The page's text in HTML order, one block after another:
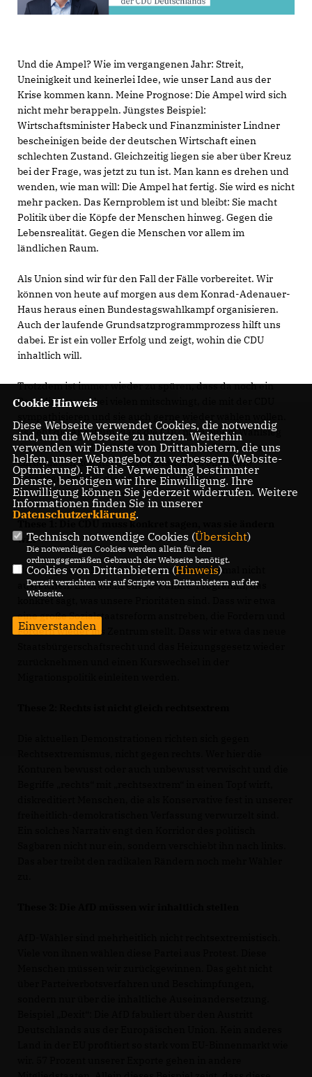
Und die Ampel? Wie im vergangenen Jahr: Streit,
Uneinigkeit und keinerlei Idee, wie unser Land aus der
Krise kommen kann. Meine Prognose: Die Ampel wird sich
nicht mehr berappeln. Jüngstes Beispiel:
Wirtschaftsminister Habeck und Finanzminister Lindner
bescheinigen beide der deutschen Wirtschaft einen
schlechten Zustand. Gleichzeitig liegen sie aber über Kreuz
bei der Frage, was jetzt zu tun ist. Man kann es drehen und
wenden, wie man will: Die Ampel hat fertig. Sie wird es nicht
mehr packen. Das Kernproblem ist und bleibt: Sie macht
Politik über die Köpfe der Menschen hinweg. Gegen die
Lebensrealität. Gegen die Menschen vor allem im
ländlichen Raum.
Als Union sind wir für den Fall der Fälle vorbereitet. Wir
können von heute auf morgen aus dem Konrad-Adenauer-
Haus heraus einen Bundestagswahlkampf organisieren.
Auch der laufende Grundsatzprogrammprozess hilft uns
dabei. Er ist ein voller Erfolg und zeigt, wohin die CDU
inhaltlich will.
Trotzdem ist immer wieder zu spüren, dass da noch ein
Rest Misstrauen bei vielen mitschwingt, die mit der CDU
Es geht die Angst um, dass die CDU nach einem Wahlsieg
doch wieder in den alten Trott der letzten Groko-Jahre
zurückfallen könnte. Deshalb braucht es eine klare
Arbeitsgrundlage, die ich in sieben Thesen
zusammengefasst habe:
These 1: Die CDU muss konkret sagen, was sie ändern
will
Das obligatorische Wahlprogramm wird diesmal nicht
ausreichen. Es braucht ein 10-Punkte-Programm, das
konkret sagt, was unsere Prioritäten sind. Dass wir etwa
eine große Sozialstaatsreform anstreben, die Fordern und
Fördern wieder ins Zentrum stellt. Dass wir etwa das neue
Cookie Hinweis
Diese Webseite verwendet Cookies, die notwendig
sind, um die Webseite zu nutzen. Weiterhin
verwenden wir Dienste von Drittanbietern, die uns
helfen, unser Webangebot zu verbessern (Website-
Optmierung). Für die Verwendung bestimmter
Dienste, benötigen wir Ihre Einwilligung. Ihre
Einwilligung können Sie jederzeit widerrufen. Weitere
Informationen finden Sie in unserer
Datenschutzerklärung.
Technisch notwendige Cookies (Übersicht)
Die notwendigen Cookies werden allein für den
ordnungsgemäßen Gebrauch der Webseite benötigt.
Cookies von Drittanbietern (Hinweis)
Derzeit verzichten wir auf Scripte von Drittanbietern auf der
Webseite.
Einverstanden